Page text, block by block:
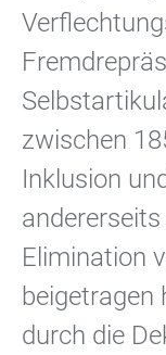
zwischen
Inklusion
Elimination
beigetragen
durch die